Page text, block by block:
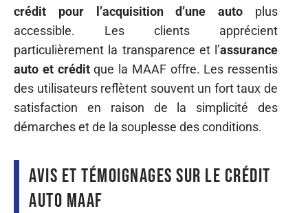
crédit pour l’acquisition d’une auto plus
accessible. Les clients apprécient
particulièrement la transparence et l’assurance
auto et créditque la MAAF offre. Les ressentis
des utilisateurs reflètent souvent un fort taux de
satisfaction en raison de la simplicité des
démarches et de la souplesse des conditions.
Avis et témoignages sur le crédit
auto MAAF